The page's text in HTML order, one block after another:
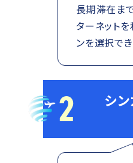
長期滞在ま
ターネット
ンを選択で
2
シ